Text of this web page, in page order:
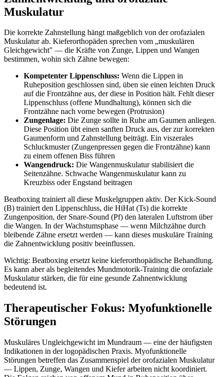
Muskulatur
Die korrekte Zahnstellung hängt maßgeblich von der orofazialen
Muskulatur ab. Kieferorthopäden sprechen vom „muskulären
Gleichgewicht" — die Kräfte von Zunge, Lippen und Wangen
bestimmen, wohin sich Zähne bewegen:
Kompetenter Lippenschluss: Wenn die Lippen in
Ruheposition geschlossen sind, üben sie einen leichten Druck
auf die Frontzähne aus, der diese in Position hält. Fehlt dieser
Lippenschluss (offene Mundhaltung), können sich die
Frontzähne nach vorne bewegen (Protrusion)
Zungenlage: Die Zunge sollte in Ruhe am Gaumen anliegen.
Diese Position übt einen sanften Druck aus, der zur korrekten
Gaumenform und Zahnstellung beiträgt. Ein viszerales
Schluckmuster (Zungenpressen gegen die Frontzähne) kann
zu einem offenen Biss führen
Wangendruck: Die Wangenmuskulatur stabilisiert die
Seitenzähne. Schwache Wangenmuskulatur kann zu
Kreuzbiss oder Engstand beitragen
Beatboxing trainiert all diese Muskelgruppen aktiv. Der Kick-Sound
(B) trainiert den Lippenschluss, die HiHat (Ts) die korrekte
Zungenposition, der Snare-Sound (Pf) den lateralen Luftstrom über
die Wangen. In der Wachstumsphase — wenn Milchzähne durch
bleibende Zähne ersetzt werden — kann dieses muskuläre Training
die Zahnentwicklung positiv beeinflussen.
Wichtig: Beatboxing ersetzt keine kieferorthopädische Behandlung.
Es kann aber als begleitendes Mundmotorik-Training die orofaziale
Muskulatur stärken, die für eine gesunde Zahnentwicklung
bedeutend ist.
Therapeutischer Fokus: Myofunktionelle
Störungen
Muskuläres Ungleichgewicht im Mundraum — eine der häufigsten
Indikationen in der logopädischen Praxis. Myofunktionelle
Störungen betreffen das Zusammenspiel der orofazialen Muskulatur
— Lippen, Zunge, Wangen und Kiefer arbeiten nicht koordiniert.